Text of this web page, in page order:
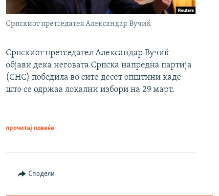
Српскиот претседател Александар Вучиќ
Српскиот претседател Александар Вучиќ
објави дека неговата Српска напредна партија
(СНС) победила во сите десет општини каде
што се одржаа локални избори на 29 март.
прочитај повеќе
Сподели